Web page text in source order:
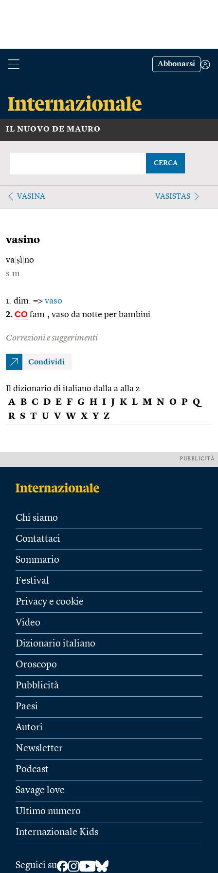
Abbonarsi
IL NUOVO DE MAURO
CERCA
VASINA VASISTAS
vasino
va ṣì no
s.m.
1. dim. => vaso
2. CO fam., vaso da notte per bambini
Correzioni e suggerimenti
Condividi
Il dizionario di italiano dalla a alla z
A B C D E F G H I J K L M N O P Q
R S T U V W X Y Z
PUBBLICITÀ
Chi siamo
Contattaci
Sommario
Festival
Privacy e cookie
Video
Dizionario italiano
Oroscopo
Pubblicità
Paesi
Autori
Newsletter
Podcast
Savage love
Ultimo numero
Internazionale Kids
Seguici su